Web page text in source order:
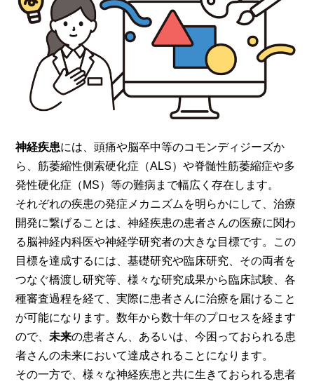
神経疾患には、頭痛や脳卒中等のコモンディジーズか
ら、筋萎縮性側索硬化症（ALS）や脊髄性筋萎縮症や多
発性硬化症（MS）等の難病まで幅広く存在します。
それぞれの疾患の発症メカニズムを明らかにして、治療
開発に繋げることは、神経疾患の患者さんの医療に関わ
る脳神経内科医や神経学研究者の大きな目標です。この
目標を達成するには、基礎研究や臨床研究、その両者を
つなぐ橋渡し研究等、様々な研究成果から臨床試験、各
種審査過程を経て、実際に患者さんに治療を届けること
が可能になります。数年から数十年のプロセスを経ます
ので、未来の患者さん、あるいは、今困っておられる患
者さんの未来において達成されることになります。
その一方で、様々な神経疾患と共に生きておられる患者